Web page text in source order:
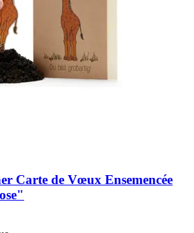
Carte de Vœux Ensemencée